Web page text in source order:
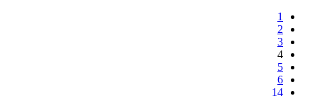
1
2
3
4
5
6
14